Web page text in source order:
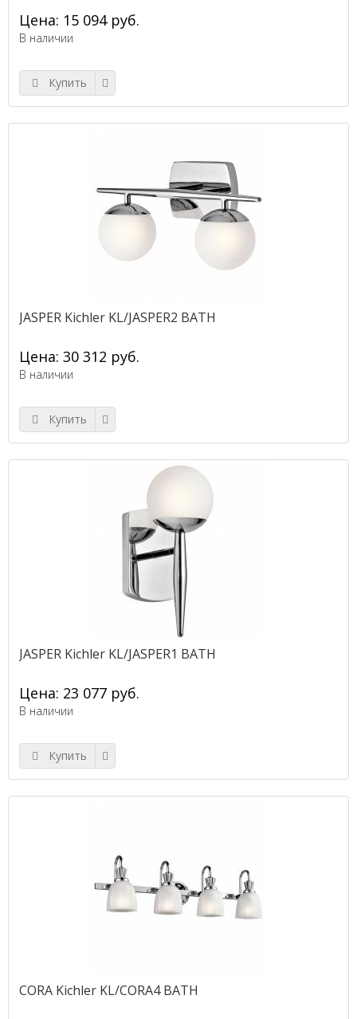
Цена: 15 094 руб.
В наличии
Купить
JASPER Kichler KL/JASPER2 BATH
Цена: 30 312 руб.
В наличии
Купить
JASPER Kichler KL/JASPER1 BATH
Цена: 23 077 руб.
В наличии
Купить
CORA Kichler KL/CORA4 BATH